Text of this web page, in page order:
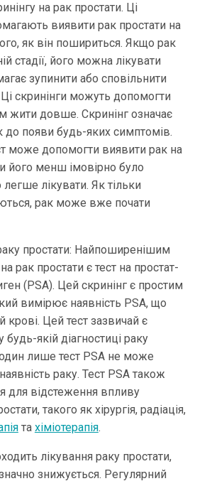
на рак простати. Ці
виявити рак простати на
як він пошириться. Якщо рак
стадії, його можна лікувати
зупинити або сповільнити
скринінги можуть допомогти
жити довше. Скринінг означає
до появи будь-яких симптомів.
може допомогти виявити рак на
його менш імовірно було
лікувати. Як тільки
рак може вже почати
простати: Найпоширенішим
рак простати є тест на простат-
(PSA). Цей скринінг є простим
вимірює наявність PSA, що
Цей тест зазвичай є
якій діагностиці раку
лише тест PSA не може
раку. Тест PSA також
для відстеження впливу
такого як хірургія, радіація,
та хіміотерапія.
лікування раку простати,
знижується. Регулярний